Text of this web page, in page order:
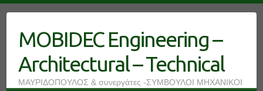
contentMOBIDEC Engineering –
Architectural – Technical
ΜΑΥΡΙΔΟΠΟΥΛΟΣ & συνεργάτες -ΣΥΜΒΟΥΛΟΙ ΜΗΧΑΝΙΚΟΙ